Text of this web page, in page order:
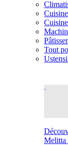
Cuisine
Tout
Melitta